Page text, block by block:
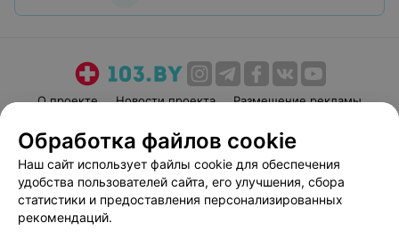
О проекте Новости проекта
Размещение рекламы
Пользовательское соглашение
Способы оплаты
Вакансии
Партнеры
Написать руководителю 103.by
Обработка файлов cookie
Наш сайт использует файлы cookie для обеспечения
удобства пользователей сайта, его улучшения, сбора
статистики и предоставления персонализированных
рекомендаций.